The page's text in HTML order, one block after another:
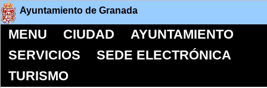
Ayuntamiento de Granada
MENU CIUDAD
AYUNTAMIENTO
SERVICIOS
SEDE ELECTRÓNICA
TURISMO